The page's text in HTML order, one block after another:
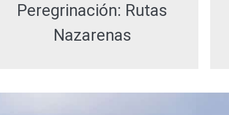
Peregrinación: Rutas
Nazarenas